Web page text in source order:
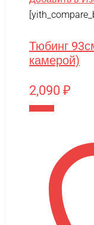
Тюбинг
камерой)
2,090 ₽